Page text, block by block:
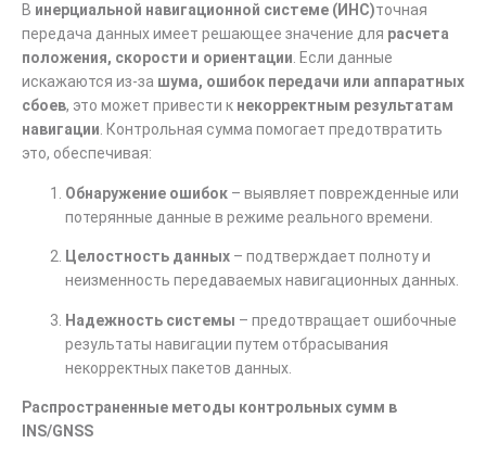
В инерциальной навигационной системе (ИНС)точная
передача данных имеет решающее значение для расчета
положения, скорости и ориентации. Если данные
искажаются из-за шума, ошибок передачи или аппаратных
сбоев, это может привести к некорректным результатам
навигации. Контрольная сумма помогает предотвратить
это, обеспечивая:
Обнаружение ошибок – выявляет поврежденные или
потерянные данные в режиме реального времени.
Целостность данных – подтверждает полноту и
неизменность передаваемых навигационных данных.
Надежность системы – предотвращает ошибочные
результаты навигации путем отбрасывания
некорректных пакетов данных.
Распространенные методы контрольных сумм в
INS/GNSS